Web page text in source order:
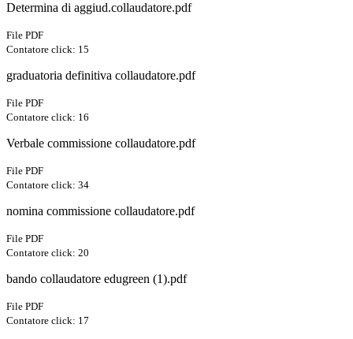
Determina di aggiud.collaudatore.pdf
File PDF
Contatore click: 15
graduatoria definitiva collaudatore.pdf
File PDF
Contatore click: 16
Verbale commissione collaudatore.pdf
File PDF
Contatore click: 34
nomina commissione collaudatore.pdf
File PDF
Contatore click: 20
bando collaudatore edugreen (1).pdf
File PDF
Contatore click: 17